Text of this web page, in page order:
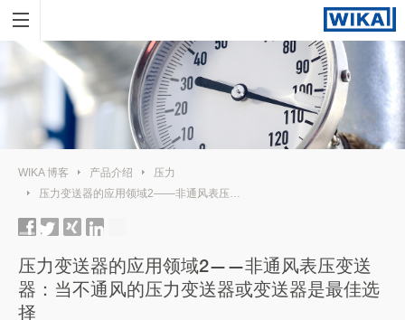
WIKA 博客 产品介绍
压力
压力变送器的应用领域2——非通风表压变送器：当不通风的压力变送器或变送器是最佳选择
压力变送器的应用领域2——非通风表压变送
器：当不通风的压力变送器或变送器是最佳选
择